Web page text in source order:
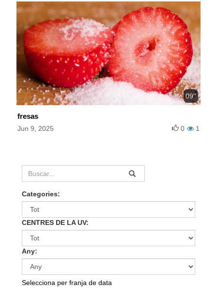
09''
fresas
Jun 9, 2025 1
0
Categories:
CENTRES DE LA UV:
Any:
Selecciona per franja de data